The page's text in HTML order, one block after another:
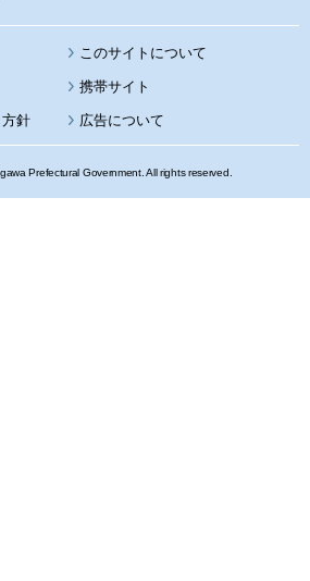
このサイトについて
携帯サイト
針 広告について
Prefectural Government. All rights reserved.